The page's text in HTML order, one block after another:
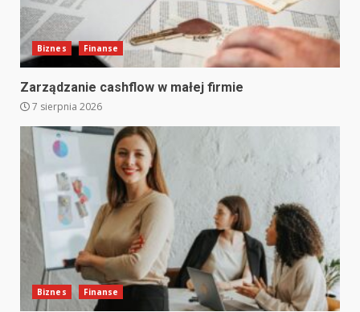
Biznes Finanse
Zarządzanie cashflow w małej firmie
7 sierpnia 2026
Biznes Finanse